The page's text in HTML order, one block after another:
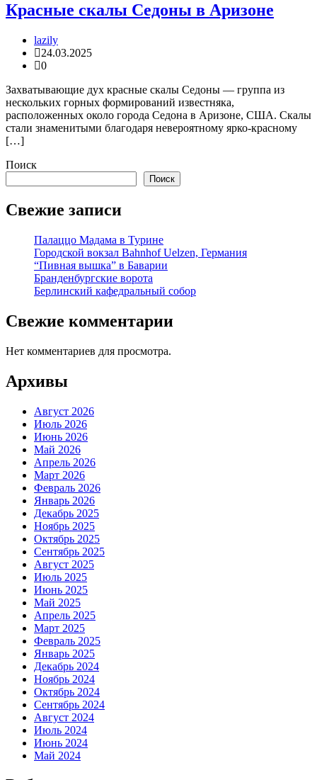
Красные скалы Седоны в Аризоне
lazily
24.03.2025
0
Захватывающие дух красные скалы Седоны — группа из
нескольких горных формирований известняка,
расположенных около города Седона в Аризоне, США. Скалы
стали знаменитыми благодаря невероятному ярко-красному
[…]
Поиск
Поиск
Свежие записи
Палаццо Мадама в Турине
Городской вокзал Bahnhof Uelzen, Германия
“Пивная вышка” в Баварии
Бранденбургские ворота
Берлинский кафедральный собор
Свежие комментарии
Нет комментариев для просмотра.
Архивы
Август 2026
Июль 2026
Июнь 2026
Май 2026
Апрель 2026
Март 2026
Февраль 2026
Январь 2026
Декабрь 2025
Ноябрь 2025
Октябрь 2025
Сентябрь 2025
Август 2025
Июль 2025
Июнь 2025
Май 2025
Апрель 2025
Март 2025
Февраль 2025
Январь 2025
Декабрь 2024
Ноябрь 2024
Октябрь 2024
Сентябрь 2024
Август 2024
Июль 2024
Июнь 2024
Май 2024